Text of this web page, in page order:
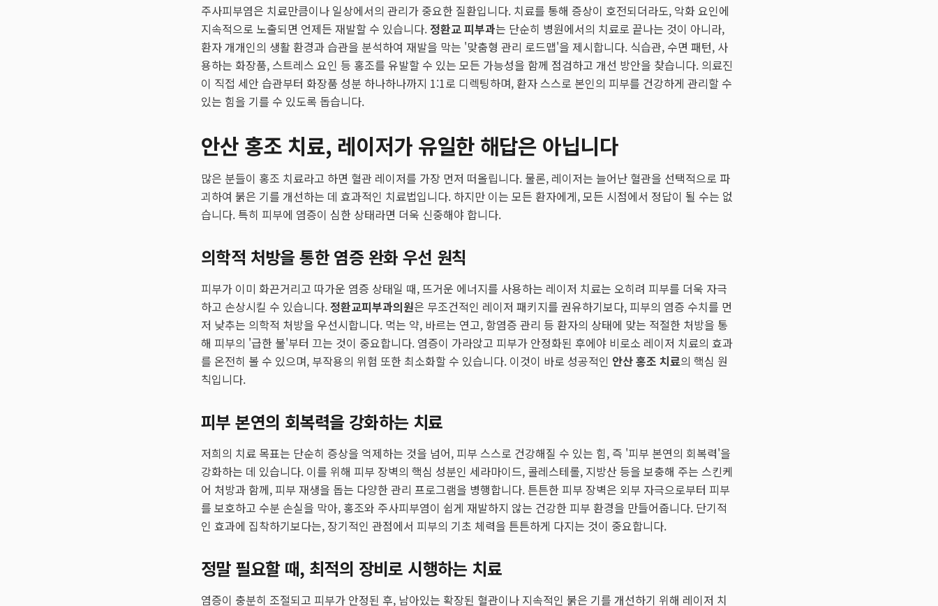
주사피부염은 치료만큼이나 일상에서의 관리가 중요한 질환입니다. 치료를 통해 증상이 호전되더라도, 악화 요인에
지속적으로 노출되면 언제든 재발할 수 있습니다. 정환교 피부과는 단순히 병원에서의 치료로 끝나는 것이 아니라,
환자 개개인의 생활 환경과 습관을 분석하여 재발을 막는 '맞춤형 관리 로드맵'을 제시합니다. 식습관, 수면 패턴, 사
용하는 화장품, 스트레스 요인 등 홍조를 유발할 수 있는 모든 가능성을 함께 점검하고 개선 방안을 찾습니다. 의료진
이 직접 세안 습관부터 화장품 성분 하나하나까지 1:1로 디렉팅하며, 환자 스스로 본인의 피부를 건강하게 관리할 수
있는 힘을 기를 수 있도록 돕습니다.
안산 홍조 치료, 레이저가 유일한 해답은 아닙니다
많은 분들이 홍조 치료라고 하면 혈관 레이저를 가장 먼저 떠올립니다. 물론, 레이저는 늘어난 혈관을 선택적으로 파
괴하여 붉은 기를 개선하는 데 효과적인 치료법입니다. 하지만 이는 모든 환자에게, 모든 시점에서 정답이 될 수는 없
습니다. 특히 피부에 염증이 심한 상태라면 더욱 신중해야 합니다.
의학적 처방을 통한 염증 완화 우선 원칙
피부가 이미 화끈거리고 따가운 염증 상태일 때, 뜨거운 에너지를 사용하는 레이저 치료는 오히려 피부를 더욱 자극
하고 손상시킬 수 있습니다. 정환교피부과의원은 무조건적인 레이저 패키지를 권유하기보다, 피부의 염증 수치를 먼
저 낮추는 의학적 처방을 우선시합니다. 먹는 약, 바르는 연고, 항염증 관리 등 환자의 상태에 맞는 적절한 처방을 통
해 피부의 '급한 불'부터 끄는 것이 중요합니다. 염증이 가라앉고 피부가 안정화된 후에야 비로소 레이저 치료의 효과
를 온전히 볼 수 있으며, 부작용의 위험 또한 최소화할 수 있습니다. 이것이 바로 성공적인 안산 홍조 치료의 핵심 원
칙입니다.
피부 본연의 회복력을 강화하는 치료
저희의 치료 목표는 단순히 증상을 억제하는 것을 넘어, 피부 스스로 건강해질 수 있는 힘, 즉 '피부 본연의 회복력'을
강화하는 데 있습니다. 이를 위해 피부 장벽의 핵심 성분인 세라마이드, 콜레스테롤, 지방산 등을 보충해 주는 스킨케
어 처방과 함께, 피부 재생을 돕는 다양한 관리 프로그램을 병행합니다. 튼튼한 피부 장벽은 외부 자극으로부터 피부
를 보호하고 수분 손실을 막아, 홍조와 주사피부염이 쉽게 재발하지 않는 건강한 피부 환경을 만들어줍니다. 단기적
인 효과에 집착하기보다는, 장기적인 관점에서 피부의 기초 체력을 튼튼하게 다지는 것이 중요합니다.
정말 필요할 때, 최적의 장비로 시행하는 치료
염증이 충분히 조절되고 피부가 안정된 후, 남아있는 확장된 혈관이나 지속적인 붉은 기를 개선하기 위해 레이저 치